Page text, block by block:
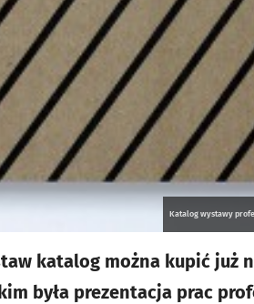
Katalog wystawy
katalog można kupić już
była prezentacja prac